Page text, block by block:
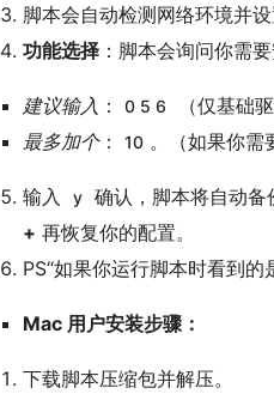
脚本会自动检测网络环境并设
功能选择 ：脚本会询问你需
建议输入 ： 0 5 6
（仅基础
最多加个： 10 。（如果你需
输入 y 确认，脚本将自动
+ 再恢复你的配置。
PS“如果你运行脚本时看到
Mac 用户安装步骤：
下载脚本压缩包并解压。